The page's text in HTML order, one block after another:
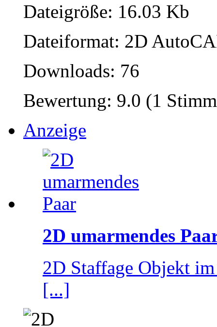
Dateigröße: 16.03 Kb
Dateiformat: 2D
Downloads: 76
Bewertung: 9.0 (1
Anzeige
2D umarmendes
2D Staffage Objekt
[...]